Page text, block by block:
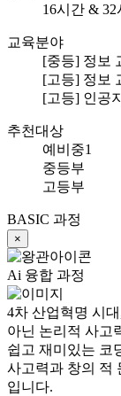
16시간 & 32
교육분야
[중등] 정보
[고등] 정보
[고등] 인공
추천대상
예비중1
중등부
고등부
BASIC 과정
×
Ai 융합 과정
4차 산업혁명 시
아닌 논리적 사고
쉽고 재미있는 코
사고력과 창의 적
입니다.